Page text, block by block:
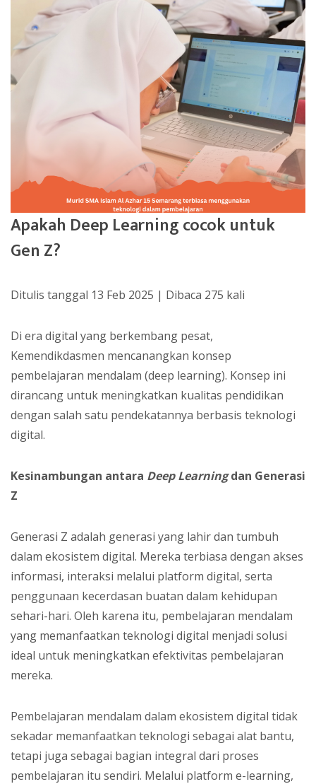
Apakah Deep Learning cocok untuk
Gen Z?
Ditulis tanggal 13 Feb 2025 | Dibaca 275 kali
Di era digital yang berkembang pesat,
Kemendikdasmen mencanangkan konsep
pembelajaran mendalam (deep learning). Konsep ini
dirancang untuk meningkatkan kualitas pendidikan
dengan salah satu pendekatannya berbasis teknologi
digital.
Kesinambungan antara Deep Learningdan Generasi
Z
Generasi Z adalah generasi yang lahir dan tumbuh
dalam ekosistem digital. Mereka terbiasa dengan akses
informasi, interaksi melalui platform digital, serta
penggunaan kecerdasan buatan dalam kehidupan
sehari-hari. Oleh karena itu, pembelajaran mendalam
yang memanfaatkan teknologi digital menjadi solusi
ideal untuk meningkatkan efektivitas pembelajaran
mereka.
Pembelajaran mendalam dalam ekosistem digital tidak
sekadar memanfaatkan teknologi sebagai alat bantu,
tetapi juga sebagai bagian integral dari proses
pembelajaran itu sendiri. Melalui platform e-learning,